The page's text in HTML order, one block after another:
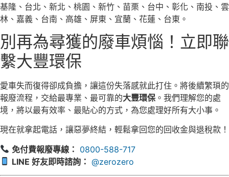
基隆、台北、新北、桃園、新竹、苗栗、台中、彰化、南投、雲
林、嘉義、台南、高雄、屏東、宜蘭、花蓮、台東。
別再為尋獲的廢車煩惱！立即聯
繫大豐環保
愛車失而復得卻成負擔，讓這份失落感就此打住。將後續繁瑣的
報廢流程，交給最專業、最可靠的大豐環保 。我們理解您的處
境，將以最有效率、最貼心的方式，為您處理好所有大小事。
現在就拿起電話，讓惡夢終結，輕鬆拿回您的回收金與退稅款！
免付費報廢專線： 0800-588-717
LINE 好友即時諮詢： @zerozero